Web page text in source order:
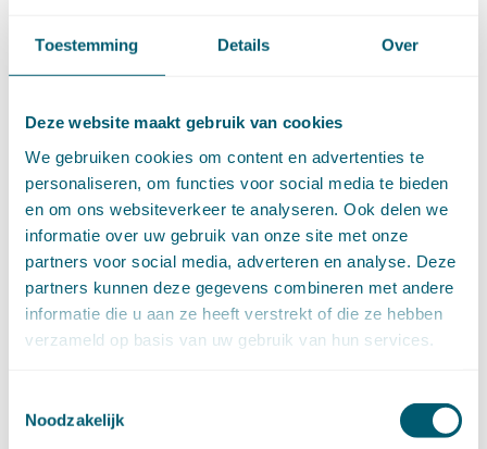
Toestemming Details Over
Deze website maakt gebruik van cookies
We gebruiken cookies om content en advertenties te
personaliseren, om functies voor social media te bieden
en om ons websiteverkeer te analyseren. Ook delen we
informatie over uw gebruik van onze site met onze
partners voor social media, adverteren en analyse. Deze
partners kunnen deze gegevens combineren met andere
informatie die u aan ze heeft verstrekt of die ze hebben
verzameld op basis van uw gebruik van hun services.
Noodzakelijk
Hoge Raad Algemeen
(63)
Huurrecht(88)
Huwelijksvermogensrecht
Internationaal privaatrecht(89)
Kooprecht (15)
Mededingingsrecht(26)
Omgevingsrecht (1)
Ondernemingsrecht(104)
Onteigeningsrecht(72)
Overheidsrecht (183)
Pensioenrecht(27)
Personen- en familierecht(220)
Prejudiciële uitspraken HvJEU (28)
Prejudiciële vragen Hoge Raad(153)
Privacy -AVG (5)
Proces- en beslagrecht(906)
Vervoersrecht
Verzekeringsrecht